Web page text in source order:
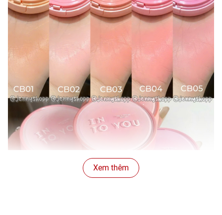
Xem thêm